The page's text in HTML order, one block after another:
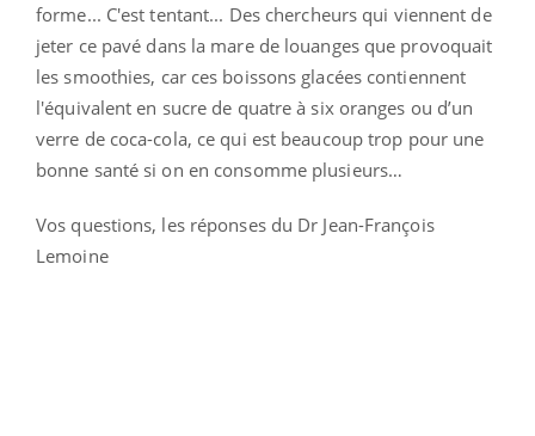
forme... C'est tentant... Des chercheurs qui viennent de
jeter ce pavé dans la mare de louanges que provoquait
les smoothies, car ces boissons glacées contiennent
l'équivalent en sucre de quatre à six oranges ou d’un
verre de coca-cola, ce qui est beaucoup trop pour une
bonne santé si on en consomme plusieurs…
Vos questions, les réponses du Dr Jean-François
Lemoine